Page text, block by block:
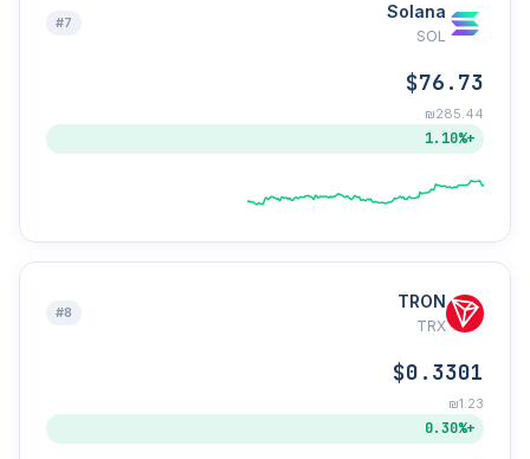
Solana
SOL
#7
$76.73
₪285.44
+1.10%
TRON
TRX
#8
$0.3301
₪1.23
+0.30%